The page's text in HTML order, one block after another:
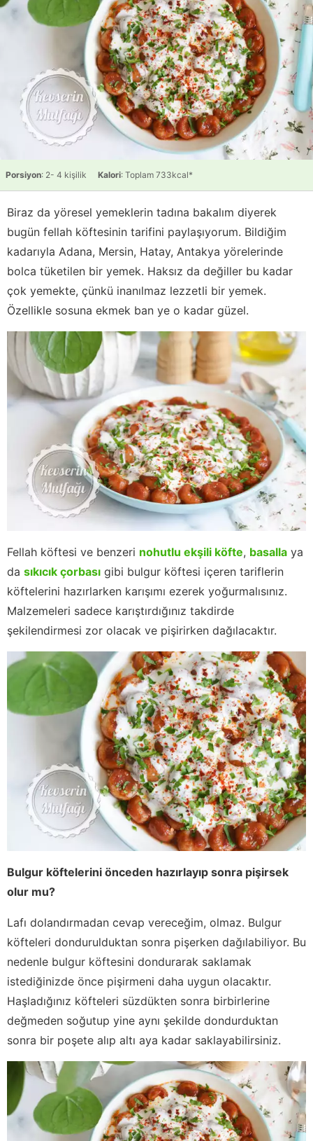
Porsiyon: 2- 4 kişilik Kalori: Toplam 733kcal*
Biraz da yöresel yemeklerin tadına bakalım diyerek
bugün fellah köftesinin tarifini paylaşıyorum. Bildiğim
kadarıyla Adana, Mersin, Hatay, Antakya yörelerinde
bolca tüketilen bir yemek. Haksız da değiller bu kadar
çok yemekte, çünkü inanılmaz lezzetli bir yemek.
Özellikle sosuna ekmek ban ye o kadar güzel.
Fellah köftesi ve benzeri nohutlu ekşili köfte, basalla ya
da sıkıcık çorbası gibi bulgur köftesi içeren tariflerin
köftelerini hazırlarken karışımı ezerek yoğurmalısınız.
Malzemeleri sadece karıştırdığınız takdirde
şekilendirmesi zor olacak ve pişirirken dağılacaktır.
Bulgur köftelerini önceden hazırlayıp sonra pişirsek
olur mu?
Lafı dolandırmadan cevap vereceğim, olmaz. Bulgur
köfteleri dondurulduktan sonra pişerken dağılabiliyor. Bu
nedenle bulgur köftesini dondurarak saklamak
istediğinizde önce pişirmeni daha uygun olacaktır.
Haşladığınız köfteleri süzdükten sonra birbirlerine
değmeden soğutup yine aynı şekilde dondurduktan
sonra bir poşete alıp altı aya kadar saklayabilirsiniz.